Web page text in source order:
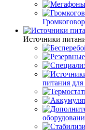
Источники
питания для